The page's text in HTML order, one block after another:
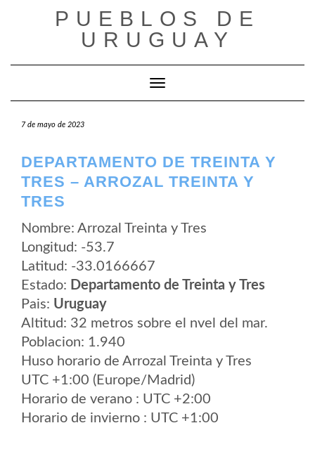
PUEBLOS DE
URUGUAY
Cambiar modo de navegación
7 de mayo de 2023
DEPARTAMENTO DE TREINTA Y
TRES – ARROZAL TREINTA Y
TRES
Nombre: Arrozal Treinta y Tres
Longitud: -53.7
Latitud: -33.0166667
Estado: Departamento de Treinta y Tres
Pais: Uruguay
Altitud: 32 metros sobre el nvel del mar.
Poblacion: 1.940
Huso horario de Arrozal Treinta y Tres
UTC +1:00 (Europe/Madrid)
Horario de verano : UTC +2:00
Horario de invierno : UTC +1:00